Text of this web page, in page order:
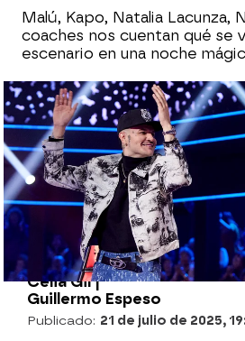
Malú, Kapo, Natalia Lacunza,
coaches nos cuentan qué se
escenario en una noche
15 cosas que no sabías
Paulano, el ganador más
Kids
Celia Gil |
Guillermo Espeso
Publicado: 21 de julio de 2025,